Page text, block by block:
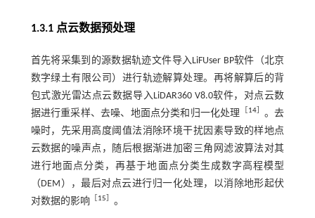
1.3.1 点云数据预处理
首先将采集到的源数据轨迹文件导入LiFUser BP软件（北京
数字绿土有限公司）进行轨迹解算处理。再将解算后的背
包式激光雷达点云数据导入LiDAR360 V8.0软件，对点云数
据进行重采样、去噪、地面点分类和归一化处理
14］ 。去
噪时，先采用高度阈值法消除环境干扰因素导致的样地点
云数据的噪声点，随后根据渐进加密三角网滤波算法对其
进行地面点分类，再基于地面点分类生成数字高程模型
（DEM），最后对点云进行归一化处理，以消除地形起伏
对数据的影响
15 。